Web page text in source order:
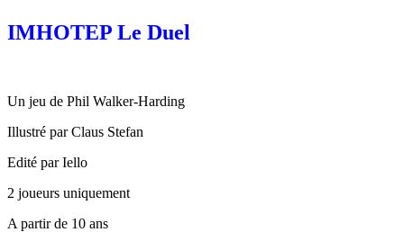
IMHOTEP Le Duel
Un jeu de Phil Walker-Harding
Illustré par Claus Stefan
Edité par Iello
2 joueurs uniquement
A partir de 10 ans